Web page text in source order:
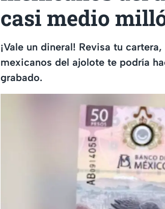
casi medio
¡Vale un dineral! Revisa tu
mexicanos del ajolote te podría
grabado.